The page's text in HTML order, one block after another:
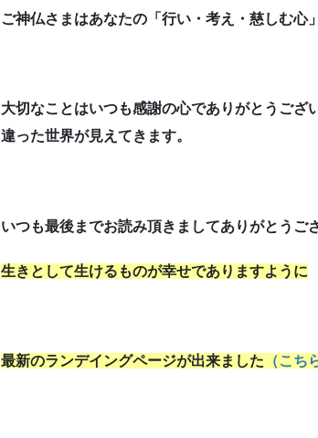
ご神仏さまはあなたの「行い・ 考え・慈しむ心」
大切なことはいつも感謝の心でありがとうござ
違った世界が見えてきます。
いつも最後までお読み頂きましてありがとうご
生きとして生けるものが幸せでありますように
最新のランデイングページが出来ました （こち